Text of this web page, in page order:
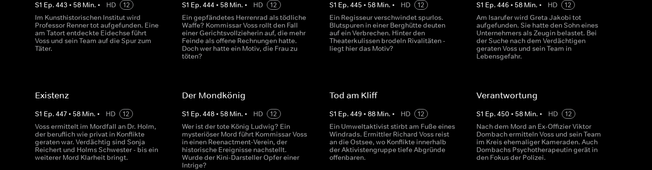
S1 Ep. 443 • 58 Min. • HD
12
Im Kunsthistorischen Institut wird
Professor Renner tot aufgefunden. Eine
am Tatort entdeckte Eidechse führt
Voss und sein Team auf die Spur zum
Täter.
S1 Ep.444 • 58 Min. • HD
12
Ein gepfändetes Herrenrad als tödliche
Waffe? Kommissar Voss rollt den Fall
einer Gerichtsvollzieherin auf, die mehr
Feinde als offene Rechnungen hatte.
Doch wer hatte ein Motiv, die Frau zu
töten?
S1 Ep. 445 • 58Min. • HD
12
Ein Regisseur verschwindet spurlos.
Blutspuren in einer Berghütte deuten
auf ein Verbrechen. Hinter den
Theaterkulissen brodeln Rivalitäten -
liegt hier das Motiv?
S1 Ep. 446• 58Min. • HD
12
Am Isarufer wird Greta Jakobi tot
aufgefunden. Sie hatte den Sohn eines
Unternehmers als Zeugin belastet. Bei
der Suche nach dem Verdächtigen
geraten Voss und sein Team in
Lebensgefahr.
Existenz
S1 Ep. 447 • 58 Min. • HD
12
Voss ermittelt im Mordfall an Dr. Holm,
der beruflich wie privat in Konflikte
geraten war. Verdächtig sind Sonja
Reichert und Holms Schwester - bis ein
weiterer Mord Klarheit bringt.
Der Mondkönig
S1 Ep.448 • 58 Min. • HD
12
Wer ist der tote König Ludwig? Ein
mysteriöser Mord führt Kommissar Voss
in einen Reenactment-Verein, der
historische Ereignisse nachstellt.
Wurde der Kini-Darsteller Opfer einer
Intrige?
Tod am Kliff
S1 Ep. 449• 88Min. • HD
12
Ein Umweltaktivist stirbt am Fuße eines
Windrads. Ermittler Richard Voss reist
an die Ostsee, wo Konflikte innerhalb
der Aktivistengruppe tiefe Abgründe
offenbaren.
Verantwortung
S1 Ep. 450 • 58Min. • HD
12
Nach dem Mord an Ex-Offizier Viktor
Dombach ermitteln Voss und sein Team
im Kreis ehemaliger Kameraden. Auch
Dombachs Psychotherapeutin gerät in
den Fokus der Polizei.